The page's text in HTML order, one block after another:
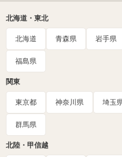
北海道・東北
北海道 青森県 岩手県
福島県
関東
東京都 神奈川県 埼玉
群馬県
北陸・甲信越